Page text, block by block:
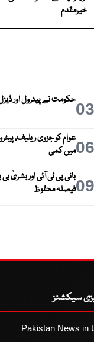
خیرمقدم
03حکومت نے پیٹرول اور
06عوام کو جزوی ریلیف،
میں کمی
09بانی پی ٹی آئی اور بشریٰ
فیصلہ محفوظ
سیکشنز
Pakistan News in